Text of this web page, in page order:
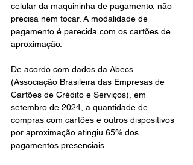
celular da maquininha de pagamento, não
precisa nem tocar. A modalidade de
pagamento é parecida com os cartões de
aproximação.
De acordo com dados da Abecs
(Associação Brasileira das Empresas de
Cartões de Crédito e Serviços), em
setembro de 2024, a quantidade de
compras com cartões e outros dispositivos
por aproximação atingiu 65% dos
pagamentos presenciais.